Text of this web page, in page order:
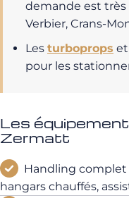
demande est très
Verbier, Crans-
Les turboprops
pour les
Les
Zermatt
Handling complet
hangars chauffés,